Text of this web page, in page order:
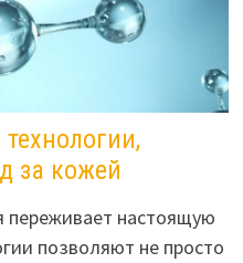
за кожей
переживает настоящую
позволяют не просто